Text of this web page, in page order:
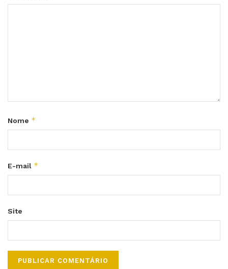
Nome *
E-mail *
Site